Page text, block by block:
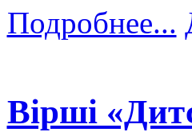
Подробнее...
Вірші